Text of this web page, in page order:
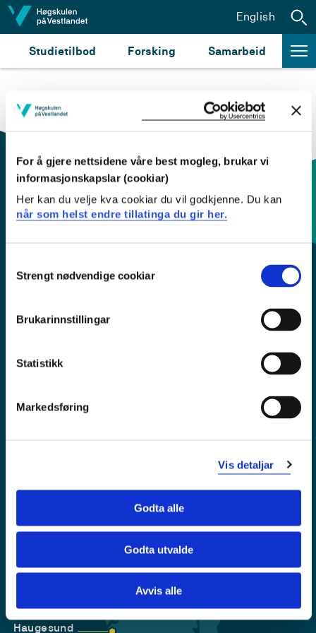
For å gjere nettsidene våre best mogleg, brukar vi
informasjonskapslar (cookiar)
Her kan du velje kva cookiar du vil godkjenne. Du kan
når som helst endre tillatinga du gir her.
Selection
Strengt nødvendige cookiar
Brukarinnstillingar
Statistikk
Markedsføring
Vis detaljar
Godta alle
Godta utvalde
Avvis alle
Hopp til innhald
Studietilbod Forsking Samarbeid
English
Kontaktinfo og opningstider
Sogndal
Stord
Haugesund